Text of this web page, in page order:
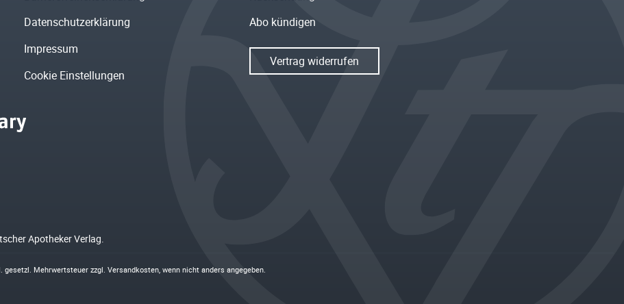
Datenschutzerklärung
Impressum
Cookie Einstellungen
Abo kündigen
Vertrag widerrufen
Apotheker Verlag.
gesetzl. Mehrwertsteuer zzgl. Versandkosten, wenn nicht anders angegeben.